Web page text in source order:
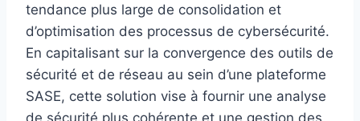
tendance plus large de consolidation et
d’optimisation des processus de cybersécurité.
En capitalisant sur la convergence des outils de
sécurité et de réseau au sein d’une plateforme
SASE, cette solution vise à fournir une analyse